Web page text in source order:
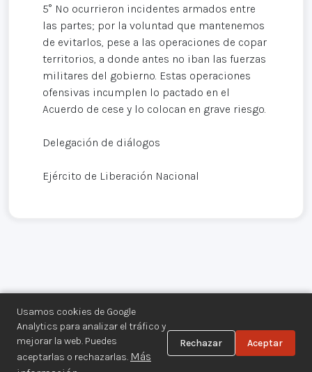
Usamos cookies de Google
Analytics para analizar el tráfico y
mejorar la web. Puedes
aceptarlas o rechazarlas. Más
Rechazar Aceptar
5° No ocurrieron incidentes armados entre
las partes; por la voluntad que mantenemos
de evitarlos, pese a las operaciones de copar
territorios, a donde antes no iban las fuerzas
militares del gobierno. Estas operaciones
ofensivas incumplen lo pactado en el
Acuerdo de cese y lo colocan en grave riesgo.
Delegación de diálogos
Ejército de Liberación Nacional
Centro de Documentación de los
Movimientos Armados©